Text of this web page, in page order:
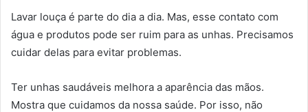
Lavar louça é parte do dia a dia. Mas, esse contato com
água e produtos pode ser ruim para as unhas. Precisamos
cuidar delas para evitar problemas.
Ter unhas saudáveis melhora a aparência das mãos.
Mostra que cuidamos da nossa saúde. Por isso, não